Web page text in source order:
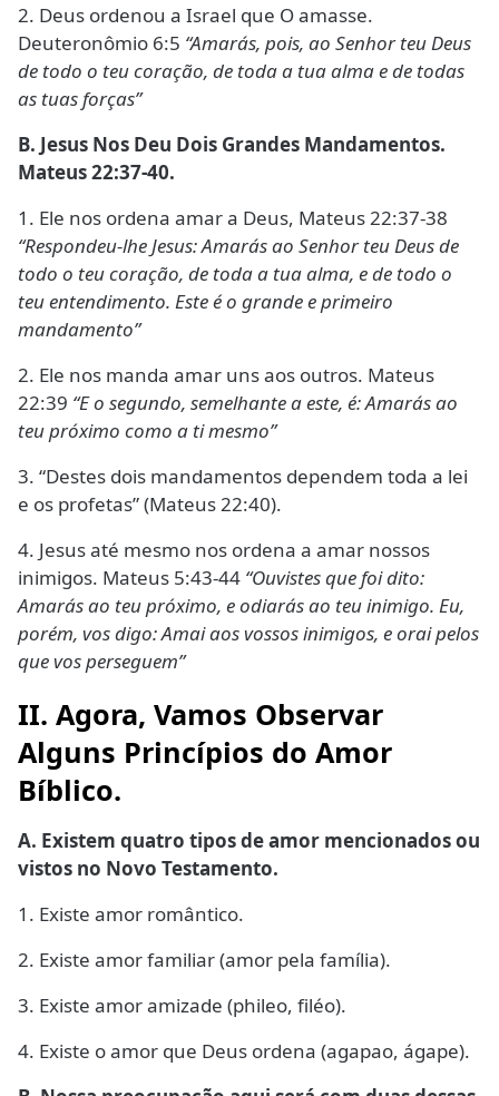
2. Deus ordenou a Israel que O amasse.
Deuteronômio 6:5 “Amarás, pois, ao Senhor teu Deus
de todo o teu coração, de toda a tua alma e de todas
as tuas forças”
B. Jesus Nos Deu Dois Grandes Mandamentos.
Mateus 22:37-40.
1. Ele nos ordena amar a Deus, Mateus 22:37-38
“Respondeu-lhe Jesus: Amarás ao Senhor teu Deus de
todo o teu coração, de toda a tua alma, e de todo o
teu entendimento. Este é o grande e primeiro
mandamento”
2. Ele nos manda amar uns aos outros. Mateus
22:39 “E o segundo, semelhante a este, é: Amarás ao
teu próximo como a ti mesmo”
3. “Destes dois mandamentos dependem toda a lei
e os profetas” (Mateus 22:40).
4. Jesus até mesmo nos ordena a amar nossos
inimigos. Mateus 5:43-44 “Ouvistes que foi dito:
Amarás ao teu próximo, e odiarás ao teu inimigo. Eu,
porém, vos digo: Amai aos vossos inimigos, e orai pelos
que vos perseguem”
II. Agora, Vamos Observar
Alguns Princípios do Amor
Bíblico.
A. Existem quatro tipos de amor mencionados ou
vistos no Novo Testamento.
1. Existe amor romântico.
2. Existe amor familiar (amor pela família).
3. Existe amor amizade (phileo, filéo).
4. Existe o amor que Deus ordena (agapao, ágape).